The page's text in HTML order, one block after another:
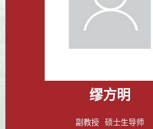
缪方明
副教授 硕士生导师